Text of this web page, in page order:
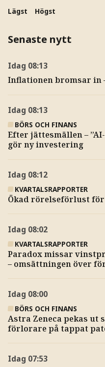
Lägst Högst
Senaste nytt
Idag 08:13
Inflationen bromsar in
Idag 08:13
BÖRS OCH FINANS
Efter jättesmällen –
gör ny investering
Idag 08:12
KVARTALSRAPPORTER
Ökad rörelseförlust
Idag 08:02
KVARTALSRAPPORTER
Paradox missar
– omsättningen över
Idag 08:00
BÖRS OCH FINANS
Astra Zeneca pekas ut
förlorare på tappat
Idag 07:53